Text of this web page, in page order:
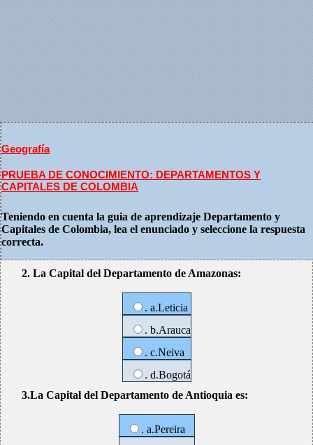
Geografía
PRUEBA DE CONOCIMIENTO: DEPARTAMENTOS Y
CAPITALES DE COLOMBIA
Teniendo en cuenta la guia de aprendizaje Departamento y
Capitales de Colombia, lea el enunciado y seleccione la respuesta
correcta.
2. La Capital del Departamento de Amazonas:
. a.Leticia
. b.Arauca
. c.Neiva
. d.Bogotá
3.La Capital del Departamento de Antioquia es:
. a.Pereira